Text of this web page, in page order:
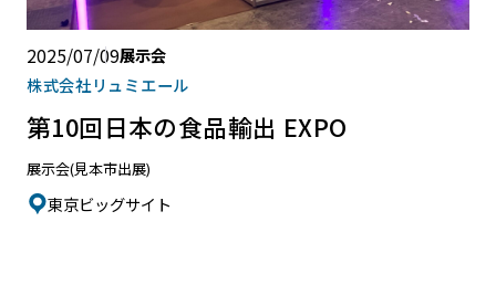
2025/07/09展示会
株式会社リュミエール
第10回日本の食品輸出 EXPO
展示会(見本市出展)
東京ビッグサイト